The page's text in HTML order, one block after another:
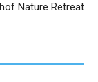
Nature Retreat